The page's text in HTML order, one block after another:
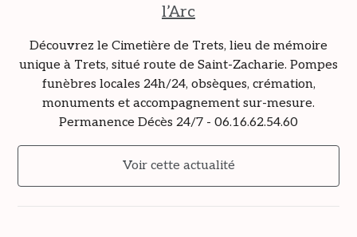
l’Arc
Découvrez le Cimetière de Trets, lieu de mémoire
unique à Trets, situé route de Saint-Zacharie. Pompes
funèbres locales 24h/24, obsèques, crémation,
monuments et accompagnement sur-mesure.
Permanence Décès 24/7 - 06.16.62.54.60
Voir cette actualité